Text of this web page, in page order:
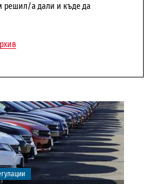
решил/а дали и къде да